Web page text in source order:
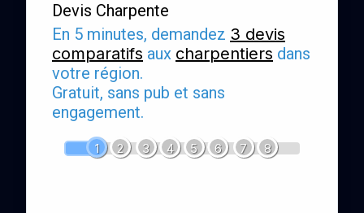
Devis Charpente
En 5 minutes, demandez 3 devis
comparatifs aux charpentiers dans
votre région.
Gratuit, sans pub et sans
engagement.
1 2 3 4 5 6 7 8